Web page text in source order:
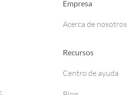
Empresa
Acerca de nosotros
Recursos
Centro de ayuda